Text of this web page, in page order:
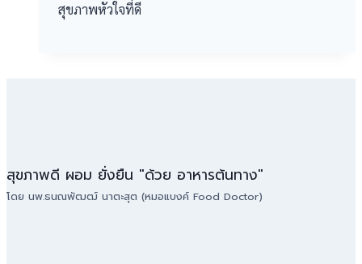
สุขภาพหัวใจที่ดี
สุขภาพดี ผอม ยั่งยืน "ด้วย อาหารต้นทาง"
โดย นพ.ธนณพัฒฒ์ นาตะสุต (หมอแบงค์ Food Doctor)